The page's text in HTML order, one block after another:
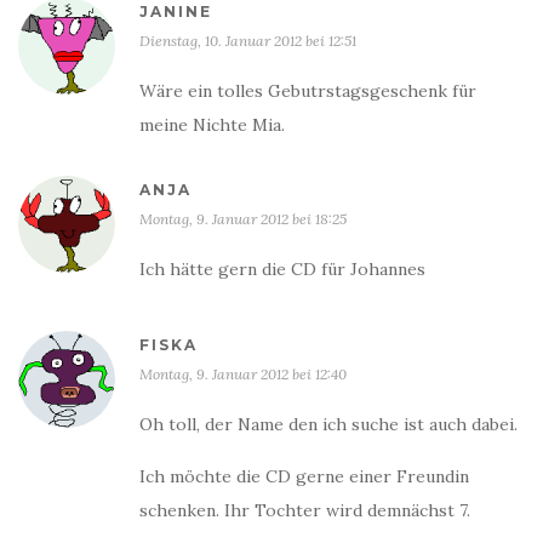
JANINE
Dienstag, 10. Januar 2012 bei 12:51
Wäre ein tolles Gebutrstagsgeschenk für
meine Nichte Mia.
ANJA
Montag, 9. Januar 2012 bei 18:25
Ich hätte gern die CD für Johannes
FISKA
Montag, 9. Januar 2012 bei 12:40
Oh toll, der Name den ich suche ist auch dabei.
Ich möchte die CD gerne einer Freundin
schenken. Ihr Tochter wird demnächst 7.